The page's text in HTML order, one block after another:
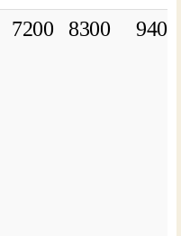
7200 8300 9400